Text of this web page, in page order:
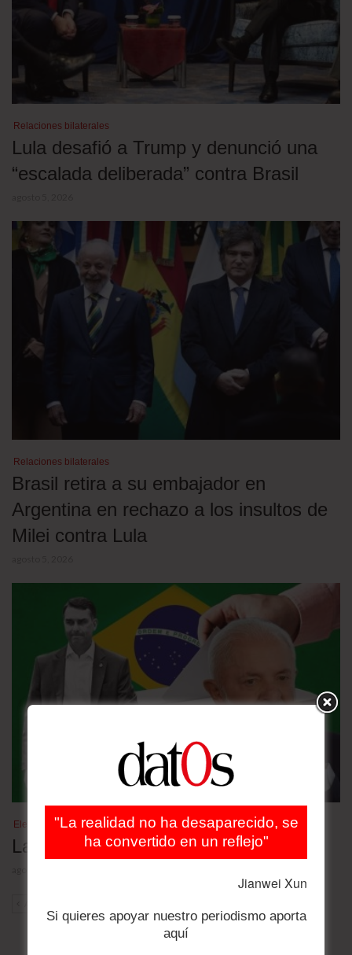
Relaciones bilaterales
Lula desafió a Trump y denunció una
“escalada deliberada” contra Brasil
Relaciones bilaterales
Brasil retira a su embajador en
Argentina en rechazo a los insultos de
Milei contra Lula
Elecciones Brasil 2026
Las nuevas encuestas
"La realidad no ha desaparecido, se
ha convertido en un reflejo"
Jianwei Xun
Si quieres apoyar nuestro periodismo aporta
aquí